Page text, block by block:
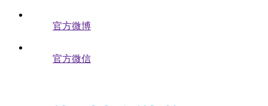
官方微博
官方微信